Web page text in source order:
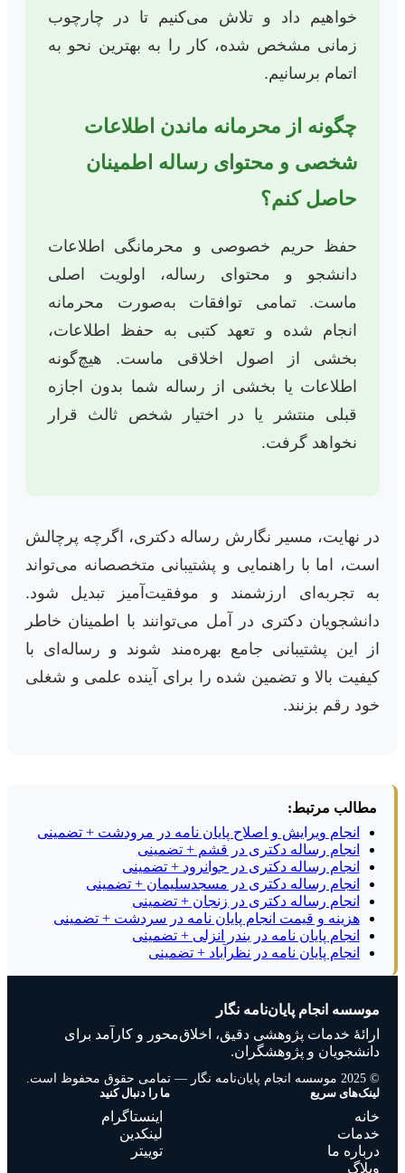
خواهیم داد و تلاش می‌کنیم تا در چارچوب
زمانی مشخص شده، کار را به بهترین نحو به
اتمام برسانیم.
چگونه از محرمانه ماندن اطلاعات
شخصی و محتوای رساله اطمینان
حاصل کنم؟
حفظ حریم خصوصی و محرمانگی اطلاعات
دانشجو و محتوای رساله، اولویت اصلی
ماست. تمامی توافقات به‌صورت محرمانه
انجام شده و تعهد کتبی به حفظ اطلاعات،
بخشی از اصول اخلاقی ماست. هیچ‌گونه
اطلاعات یا بخشی از رساله شما بدون اجازه
قبلی منتشر یا در اختیار شخص ثالث قرار
نخواهد گرفت.
در نهایت، مسیر نگارش رساله دکتری، اگرچه پرچالش
است، اما با راهنمایی و پشتیبانی متخصصانه می‌تواند
به تجربه‌ای ارزشمند و موفقیت‌آمیز تبدیل شود.
دانشجویان دکتری در آمل می‌توانند با اطمینان خاطر
از این پشتیبانی جامع بهره‌مند شوند و رساله‌ای با
کیفیت بالا و تضمین شده را برای آینده علمی و شغلی
خود رقم بزنند.
مطالب مرتبط:
انجام ویرایش و اصلاح پایان نامه در مرودشت + تضمینی
انجام رساله دکتری در قشم + تضمینی
انجام رساله دکتری در جوانرود + تضمینی
انجام رساله دکتری در مسجدسلیمان + تضمینی
انجام رساله دکتری در زنجان + تضمینی
هزینه و قیمت انجام پایان نامه در سردشت + تضمینی
انجام پایان نامه در بندر انزلی + تضمینی
انجام پایان نامه در نظرآباد + تضمینی
موسسه انجام پایان‌نامه نگار
ارائهٔ خدمات پژوهشی دقیق، اخلاق‌محور و کارآمد برای
دانشجویان و پژوهشگران.
© 2025 موسسه انجام پایان‌نامه نگار — تمامی حقوق محفوظ است.
لینک‌های سریع
خانه
خدمات
درباره ما
وبلاگ
ما را دنبال کنید
اینستاگرام
لینکدین
توییتر